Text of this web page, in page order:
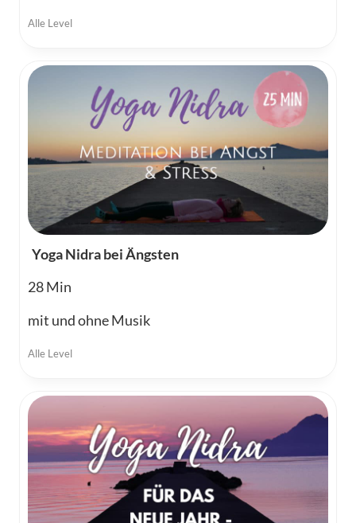
Alle Level
Yoga Nidra bei Ängsten
28
mit und ohne Musik
Alle Level